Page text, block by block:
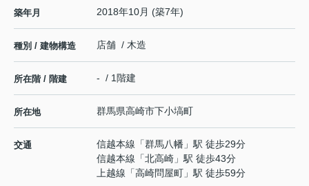
築年月 2018年10月 (築7年)
種別 / 建物構造 店舗 / 木造
所在階 / 階建 - / 1階建
所在地 群馬県高崎市下小塙町
交通 信越本線 「群馬八幡 」駅 徒歩29分
信越本線 「北高崎 」駅 徒歩43分
上越線 「高崎問屋町 」駅 徒歩59分